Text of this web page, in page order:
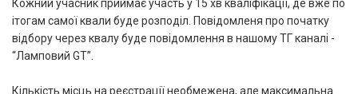
Кожний учасник приймає участь у 15 хв кваліфікації, де вже по
ітогам самої квали буде розподіл. Повідомленя про початку
відбору через квалу буде повідомлення в нашому ТГ каналі -
“Ламповий GT”.
Кількість місць на реєстрації необмежена, але максимальна